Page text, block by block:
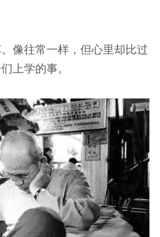
像往常一样，但心里却比过
上学的事。